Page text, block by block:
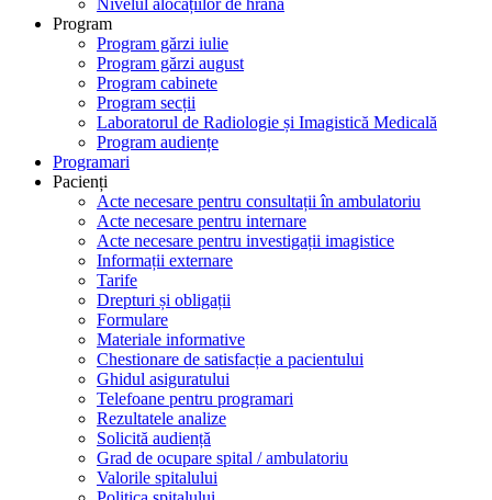
Nivelul alocațiilor de hrană
Program
Program gărzi iulie
Program gărzi august
Program cabinete
Program secții
Laboratorul de Radiologie și Imagistică Medicală
Program audiențe
Programari
Pacienți
Acte necesare pentru consultații în ambulatoriu
Acte necesare pentru internare
Acte necesare pentru investigații imagistice
Informații externare
Tarife
Drepturi și obligații
Formulare
Materiale informative
Chestionare de satisfacție a pacientului
Ghidul asiguratului
Telefoane pentru programari
Rezultatele analize
Solicită audiență
Grad de ocupare spital / ambulatoriu
Valorile spitalului